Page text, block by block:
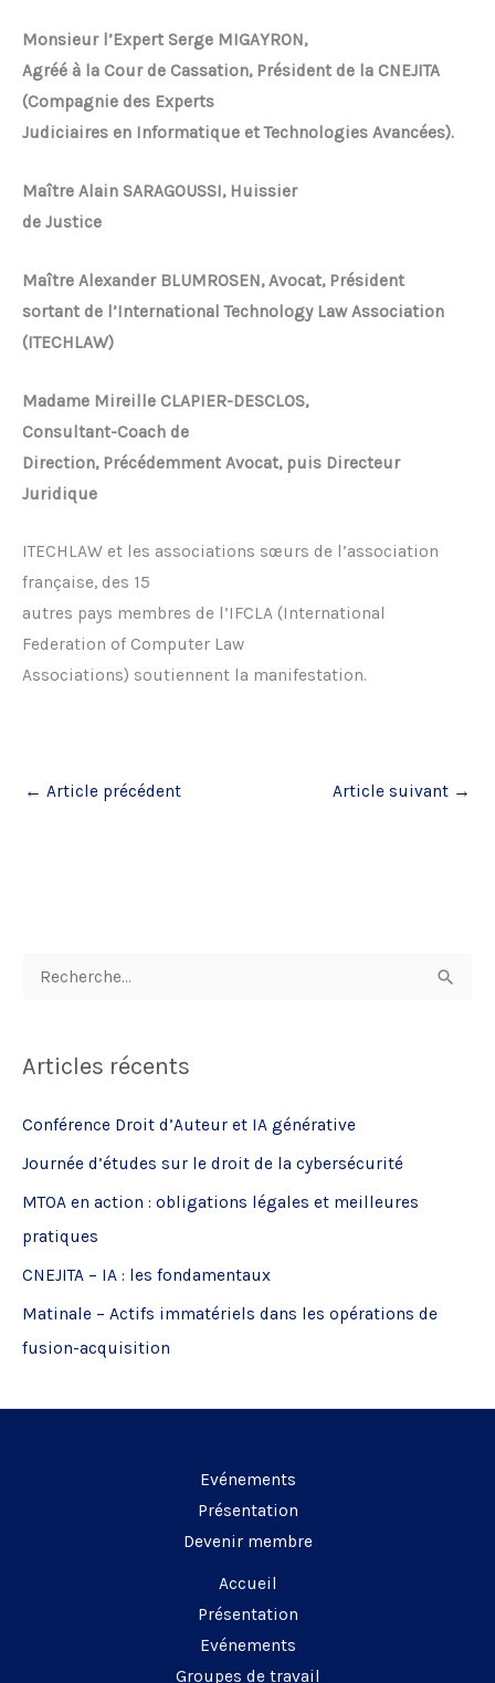
Monsieur l’Expert Serge MIGAYRON,
Agréé à la Cour de Cassation, Président de la CNEJITA
(Compagnie des Experts
Judiciaires en Informatique et Technologies Avancées).
Maître Alain SARAGOUSSI, Huissier
de Justice
Maître Alexander BLUMROSEN, Avocat, Président
sortant de l’International Technology Law Association
(ITECHLAW)
Madame Mireille CLAPIER-DESCLOS,
Consultant-Coach de
Direction, Précédemment Avocat, puis Directeur
Juridique
ITECHLAW et les associations sœurs de l’association
française, des 15
autres pays membres de l’IFCLA (International
Federation of Computer Law
Associations) soutiennent la manifestation.
← Article précédent Article suivant →
h
c
h
e
r
:
Articles récents
Conférence Droit d’Auteur et IA générative
Journée d’études sur le droit de la cybersécurité
MTOA en action : obligations légales et meilleures
pratiques
CNEJITA – IA : les fondamentaux
Matinale – Actifs immatériels dans les opérations de
fusion-acquisition
Evénements
Présentation
Devenir membre
Accueil
Présentation
Evénements
Groupes de travail